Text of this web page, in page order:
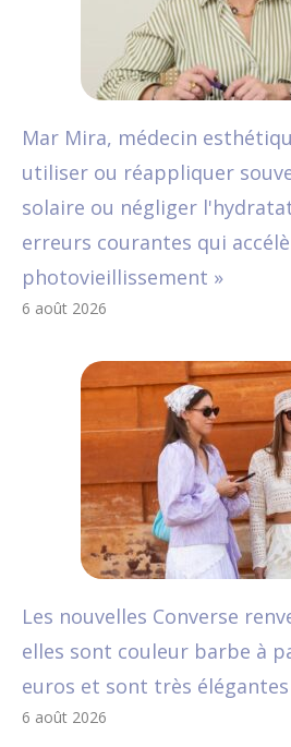
Mar Mira, médecin
utiliser ou réappliquer
solaire ou négliger
erreurs courantes qui
photovieillissement »
6 août 2026
Les nouvelles Converse
elles sont couleur barbe à
euros et sont très élégantes
6 août 2026